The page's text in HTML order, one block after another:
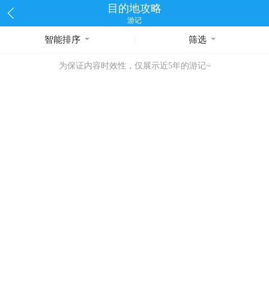
目的地攻略
游记
智能排序 筛选
为保证内容时效性，仅展示近5年的游记~